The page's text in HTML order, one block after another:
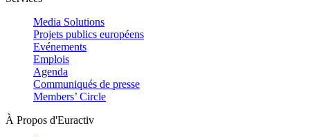
Media Solutions
Projets publics européens
Evénements
Emplois
Agenda
Communiqués de presse
Members’ Circle
À Propos d'Euractiv